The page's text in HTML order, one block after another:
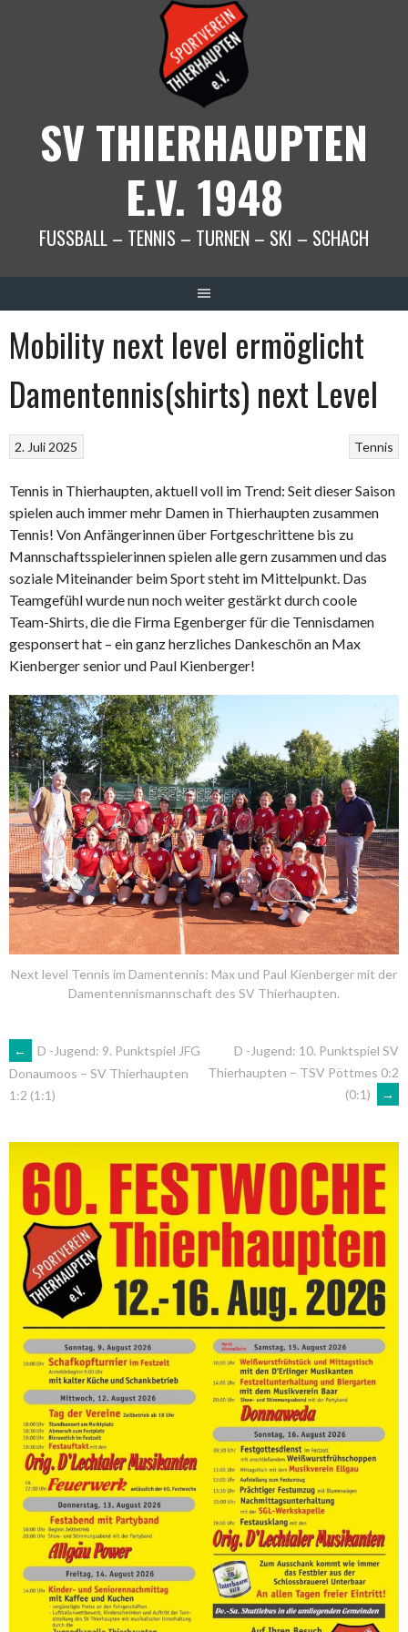
SV THIERHAUPTEN
E.V. 1948
FUSSBALL – TENNIS – TURNEN – SKI – SCHACH
Mobility next level ermöglicht
Damentennis(shirts) next Level
Tennis
2. Juli 2025
Tennis in Thierhaupten, aktuell voll im Trend: Seit dieser Saison
spielen auch immer mehr Damen in Thierhaupten zusammen
Tennis! Von Anfängerinnen über Fortgeschrittene bis zu
Mannschaftsspielerinnen spielen alle gern zusammen und das
soziale Miteinander beim Sport steht im Mittelpunkt. Das
Teamgefühl wurde nun noch weiter gestärkt durch coole
Team-Shirts, die die Firma Egenberger für die Tennisdamen
gesponsert hat – ein ganz herzliches Dankeschön an Max
Kienberger senior und Paul Kienberger!
Next level Tennis im Damentennis: Max und Paul Kienberger mit der
Damentennismannschaft des SV Thierhaupten.
ARTIKEL-
NAVIGATION
←
D -Jugend: 9. Punktspiel JFG
Donaumoos – SV Thierhaupten
1:2 (1:1)
D -Jugend: 10. Punktspiel SV
Thierhaupten – TSV Pöttmes 0:2
(0:1)
→